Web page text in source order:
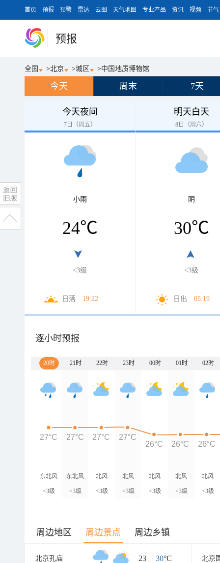
首页 预报 预警 雷达 云图 天气地图 专业产品 资讯 视频 节气
预报
全国 >北京 >城区 >中国地质博物馆
今天 周末 7天
今天夜间
7日（周五）
小雨
24℃
<3级
日落 19:22
明天白天
8日（周六）
阴
30℃
<3级
日出 05:19
逐小时预报
20时 21时 22时 23时 00时 01时 02时
东北风
<3级
东北风
<3级
北风
<3级
北风
<3级
北风
<3级
北风
<3级
北风
<3级
27°C 27°C 27°C
27°C
26°C
26°C 26°C
周边地区 周边景点 周边乡镇
北京孔庙 23 / 30°C 北京